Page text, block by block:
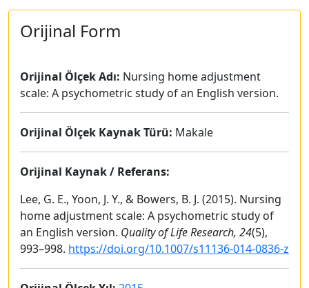
Orijinal Form
Orijinal Ölçek Adı: Nursing home adjustment
scale: A psychometric study of an English version.
Orijinal Ölçek Kaynak Türü: Makale
Orijinal Kaynak / Referans:
Lee, G. E., Yoon, J. Y., & Bowers, B. J. (2015). Nursing
home adjustment scale: A psychometric study of
an English version. Quality of Life Research, 24(5),
993–998. https://doi.org/10.1007/s11136-014-0836-z